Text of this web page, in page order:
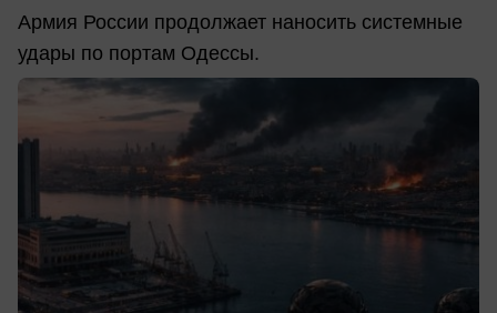
Армия России продолжает наносить системные
удары по портам Одессы.